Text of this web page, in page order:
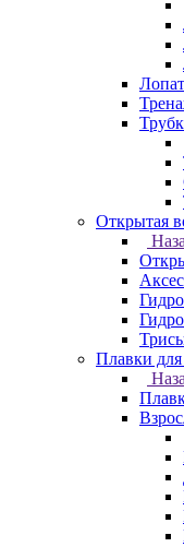
Открытая
Плавки